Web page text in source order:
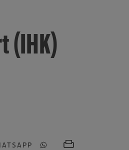
Selbstständig mit EDEKA
(IHK)